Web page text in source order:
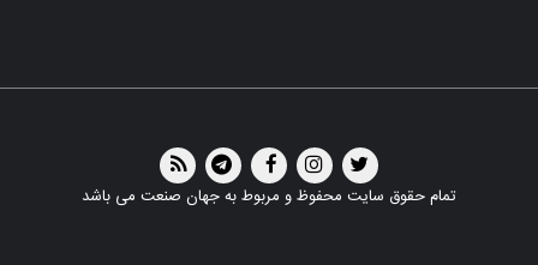
تمام حقوق سایت محفوظ و مربوط به جهان صنعت می باشد